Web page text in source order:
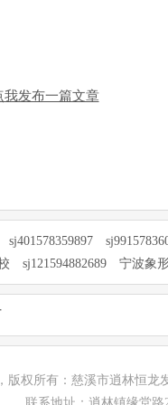
我发布一篇文章
sj401578359897
sj121594882689 宁波象
版权所有：慈溪市逍林恒龙